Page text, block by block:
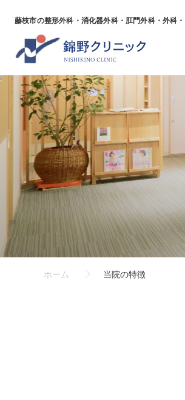
藤枝市の整形外科・消化器外科・肛門外科・外科・
ホーム 当院の特徴